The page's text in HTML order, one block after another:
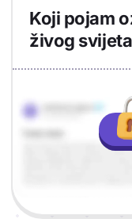
Koji pojam
živog
Odgovor
Objašnjenje